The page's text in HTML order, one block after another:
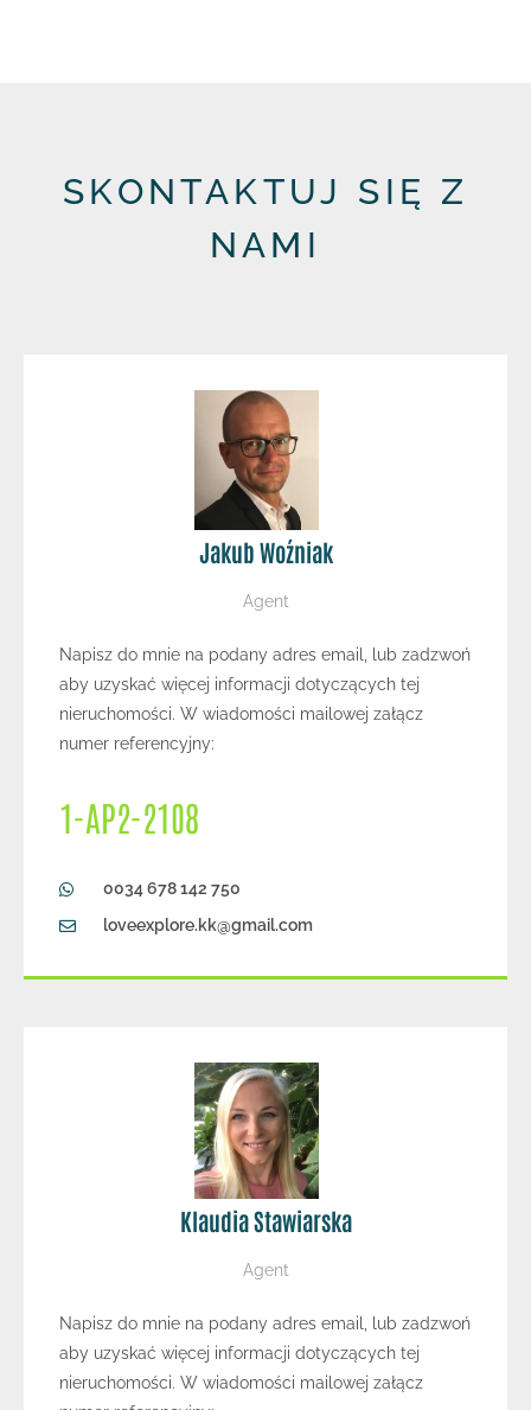
SKONTAKTUJ SIĘ Z
NAMI
Jakub Woźniak
Agent
Napisz do mnie na podany adres email, lub zadzwoń
aby uzyskać więcej informacji dotyczących tej
nieruchomości. W wiadomości mailowej załącz
numer referencyjny:
1-AP2-2108
0034 678 142 750
loveexplore.kk@gmail.com
Klaudia Stawiarska
Agent
Napisz do mnie na podany adres email, lub zadzwoń
aby uzyskać więcej informacji dotyczących tej
nieruchomości. W wiadomości mailowej załącz